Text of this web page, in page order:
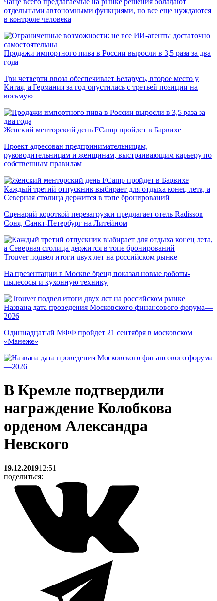
Чаще всего предлагаемые на рынке решения обладают
отдельными автономными функциями, но все еще нуждаются
в контроле человека
Продажи импортного пива в России выросли в 3,5 раза за два
года
Три четверти ввоза обеспечивает Беларусь, второе место у
Китая, а Германия за год опустилась с третьей позиции на
восьмую
Женский менторский день FCamp пройдет в Барвихе
Проект адресован предпринимательницам,
руководительницам и женщинам, выстраивающим карьеру по
собственным правилам
Каждый третий отпускник выбирает для отдыха конец лета, а
Северная столица держится в топе бронирований
Сценарий короткой перезагрузки предлагает отель Radisson
Соня, Санкт-Петербург на Литейном
Trouver подвел итоги двух лет на российском рынке
На презентации в Москве бренд показал новые роботы-
пылесосы и кухонную технику
Названа дата проведения Московского финансового форума—
2026
Одиннадцатый МФФ пройдет 21 сентября в московском
«Манеже»
В Кремле подтвердили
награждение Колобкова
орденом Александра
Невского
19.12.201912:51
поделиться: